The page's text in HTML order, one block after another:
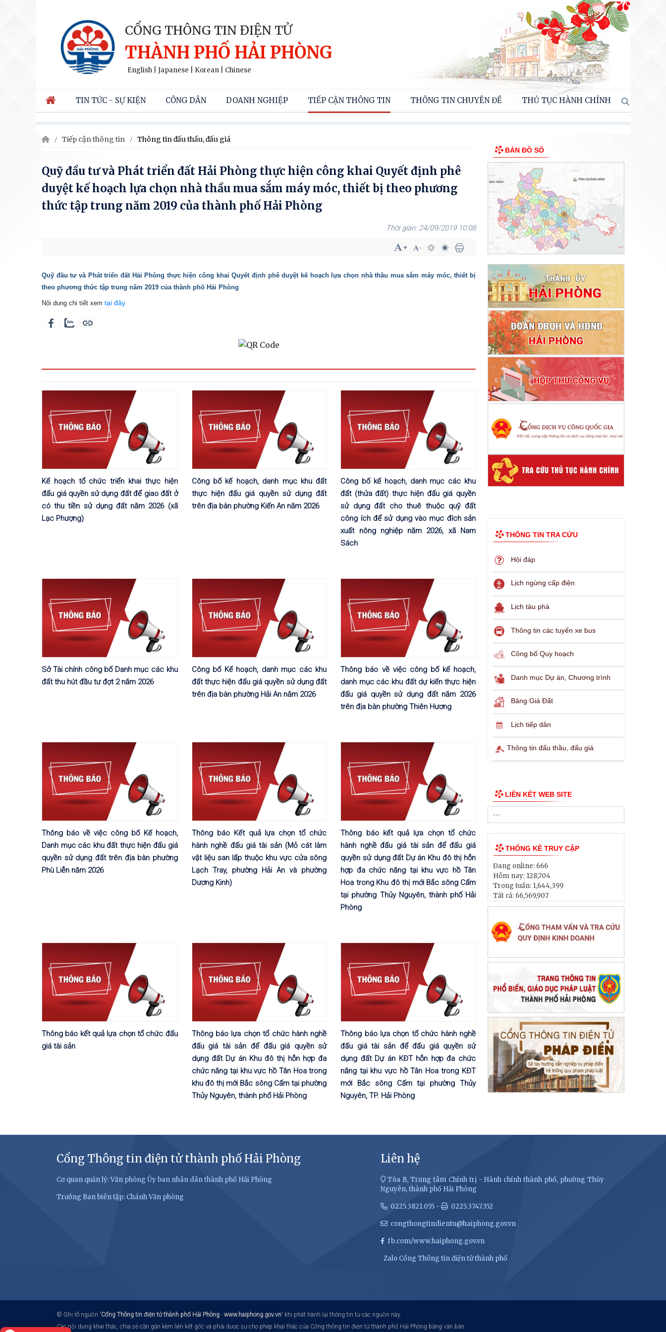
CỔNG THÔNG TIN ĐIỆN TỬ
THÀNH PHỐ HẢI PHÒNG
English Japanese Korean Chinese
TIN TỨC - SỰ KIỆN CÔNG DÂN DOANH NGHIỆP TIẾP CẬN THÔNG TIN THÔNG TIN CHUYÊN ĐỀ THỦ TỤC HÀNH CHÍNH
Tiếp cận thông tin Thông tin đấu thầu, đấu giá
Quỹ đầu tư và Phát triển đất Hải Phòng thực hiện công khai Quyết định phê
duyệt kế hoạch lựa chọn nhà thầu mua sắm máy móc, thiết bị theo phương
thức tập trung năm 2019 của thành phố Hải Phòng
24/09/2019 10:08
Quỹ đầu tư và Phát triển đất Hải Phòng thực hiện công khai Quyết định phê duyệt kế hoạch lựa chọn nhà thầu mua sắm máy móc, thiết bị
theo phương thức tập trung năm 2019 của thành phố Hải Phòng
Nội dung chi tiết xem tại đây
Kế hoạch tổ chức triển khai thực hiện
đấu giá quyền sử dụng đất để giao đất ở
có thu tiền sử dụng đất năm 2026 (xã
Lạc Phượng)
Công bố kế hoạch, danh mục khu đất
thực hiện đấu giá quyền sử dụng đất
trên địa bàn phường Kiến An năm 2026
Công bố kế hoạch, danh mục các khu
đất (thửa đất) thực hiện đấu giá quyền
sử dụng đất cho thuê thuộc quỹ đất
công ích để sử dụng vào mục đích sản
xuất nông nghiệp năm 2026, xã Nam
Sách
Sở Tài chính công bố Danh mục các khu
đất thu hút đầu tư đợt 2 năm 2026
Công bố Kế hoạch, danh mục các khu
đất thực hiện đấu giá quyền sử dụng đất
trên địa bàn phường Hải An năm 2026
Thông báo về việc công bố kế hoạch,
danh mục các khu đất dự kiến thực hiện
đấu giá quyền sử dụng đất năm 2026
trên địa bàn phường Thiên Hương
Thông báo về việc công bố Kế hoạch,
Danh mục các khu đất thực hiện đấu giá
quyền sử dụng đất trên địa bàn phường
Phù Liễn năm 2026
Thông báo Kết quả lựa chọn tổ chức
hành nghề đấu giá tài sản (Mỏ cát làm
vật liệu san lấp thuộc khu vực cửa sông
Lạch Tray, phường Hải An và phường
Dương Kinh)
Thông báo kết quả lựa chọn tổ chức
hành nghề đấu giá tài sản để đấu giá
quyền sử dụng đất Dự án Khu đô thị hỗn
hợp đa chức năng tại khu vực hồ Tân
Hoa trong Khu đô thị mới Bắc sông Cấm
tại phường Thủy Nguyên, thành phố Hải
Phòng
Thông báo kết quả lựa chọn tổ chức đấu
giá tài sản
Thông báo lựa chọn tổ chức hành nghề
đấu giá tài sản để đấu giá quyền sử
dụng đất Dự án Khu đô thị hỗn hợp đa
chức năng tại khu vực hồ Tân Hoa trong
khu đô thị mới Bắc sông Cấm tại phường
Thủy Nguyên, thành phố Hải Phòng
Thông báo lựa chọn tổ chức hành nghề
đấu giá tài sản để đấu giá quyền sử
dụng đất Dự án KĐT hỗn hợp đa chức
năng tại khu vực hồ Tân Hoa trong KĐT
mới Bắc sông Cấm tại phường Thủy
Nguyên, TP. Hải Phòng
BẢN ĐỒ SỐ
THÔNG TIN TRA CỨU
Hỏi đáp
Lịch ngừng cấp điện
Lịch tàu phà
Thông tin các tuyến xe bus
Công bố Quy hoạch
Danh mục Dự án, Chương trình
Bảng Giá Đất
Lịch tiếp dân
Thông tin đấu thầu, đấu giá
LIÊN KẾT WEB SITE
THỐNG KÊ TRUY CẬP
Đang online: 666
Hôm nay: 128,704
Trong tuần: 1,644,399
Tất cả: 66,569,907
Cổng Thông tin điện tử thành phố Hải Phòng
Cơ quan quản lý: Văn phòng Ủy ban nhân dân thành phố Hải Phòng
Trưởng Ban biên tập: Chánh Văn phòng
Liên hệ
Tòa B, Trung tâm Chính trị - Hành chính thành phố, phường Thủy
Nguyên, thành phố Hải Phòng
0225.3821.055 - 0225.3747.352
congthongtindientu@haiphong.gov.vn
fb.com/www.haiphong.gov.vn
Zalo Cổng Thông tin điện tử thành phố
© Ghi rõ nguồn 'Cổng Thông tin điện tử thành phố Hải Phòng - www.haiphong.gov.vn' khi phát hành lại thông tin từ các nguồn này.
Các nội dung khai thác, chia sẻ cần gắn kèm liên kết gốc và phải được sự cho phép khai thác của Cổng thông tin điện tử thành phố Hải Phòng bằng văn bản